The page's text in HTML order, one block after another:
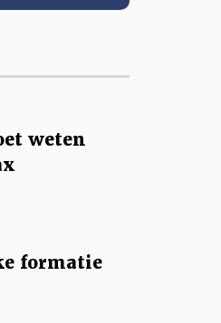
weten
formatie